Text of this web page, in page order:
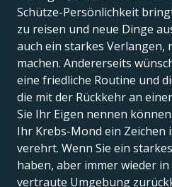
Schütze-Persönlichkeit
zu reisen und neue Dinge
auch ein starkes Verlangen,
machen. Andererseits
eine friedliche Routine und
die mit der Rückkehr an
Sie Ihr Eigen nennen
Ihr Krebs-Mond ein Zeichen
verehrt. Wenn Sie ein
haben, aber immer wieder in
vertraute Umgebung